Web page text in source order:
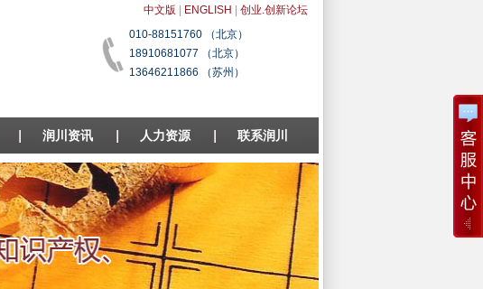
中文版 ENGLISH
创业.创新论坛
010-88151760 （北京）
18910681077 （北京）
13646211866 （苏州）
润川资讯 人力资源 联系润川